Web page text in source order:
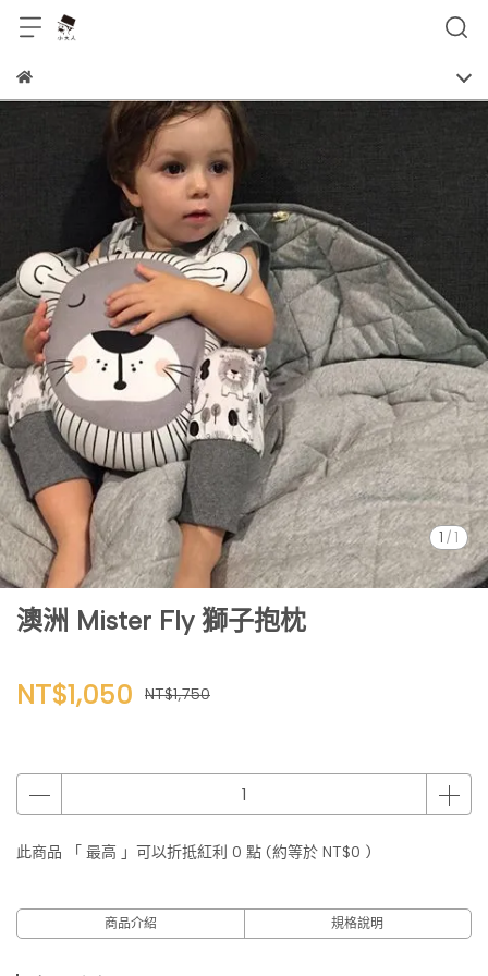
1 / 1
澳洲 Mister Fly 獅子抱枕
NT$1,050 NT$1,750
此商品 「 最高 」可以折抵紅利 0 點 (約等於 NT$0 )
商品介紹 規格說明